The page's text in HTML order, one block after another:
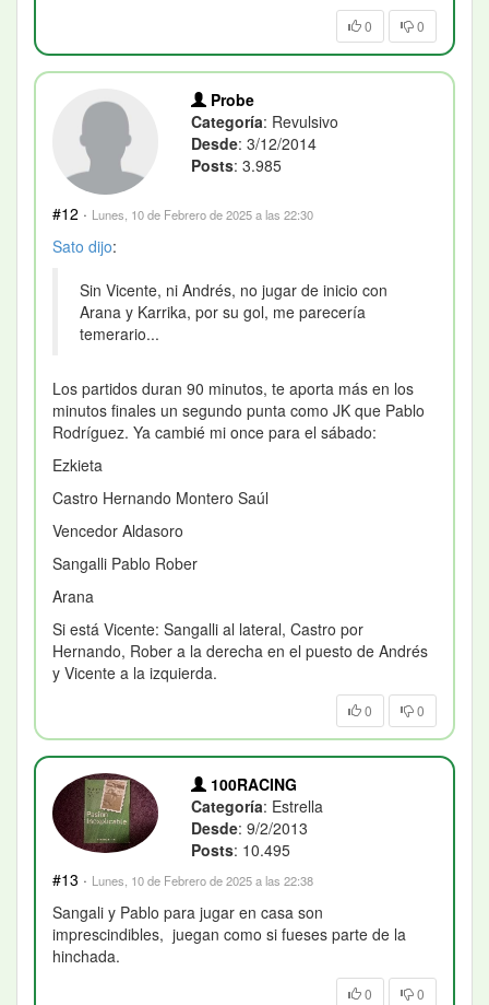
0 0
Probe
Categoría: Revulsivo
Desde: 3/12/2014
Posts: 3.985
#12 · Lunes, 10 de Febrero de 2025 a las 22:30
Sato dijo:
Sin Vicente, ni Andrés, no jugar de inicio con
Arana y Karrika, por su gol, me parecería
temerario...
Los partidos duran 90 minutos, te aporta más en los
minutos finales un segundo punta como JK que Pablo
Rodríguez. Ya cambié mi once para el sábado:
Ezkieta
Castro Hernando Montero Saúl
Vencedor Aldasoro
Sangalli Pablo Rober
Arana
Si está Vicente: Sangalli al lateral, Castro por
Hernando, Rober a la derecha en el puesto de Andrés
y Vicente a la izquierda.
0 0
100RACING
Categoría: Estrella
Desde: 9/2/2013
Posts: 10.495
#13 · Lunes, 10 de Febrero de 2025 a las 22:38
Sangali y Pablo para jugar en casa son
imprescindibles, juegan como si fueses parte de la
hinchada.
0 0